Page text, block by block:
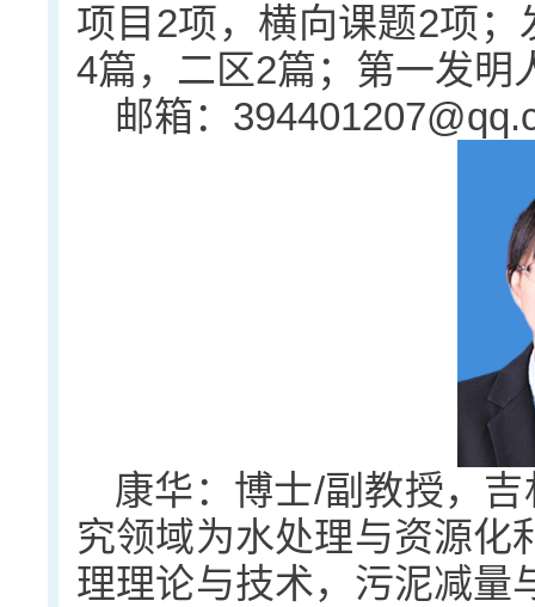
项目2项，横向课题2项
4篇，二区2篇；第一发明
邮箱：
康华：博士/副教授，
究领域为水处理与资源化
理理论与技术，污泥减量